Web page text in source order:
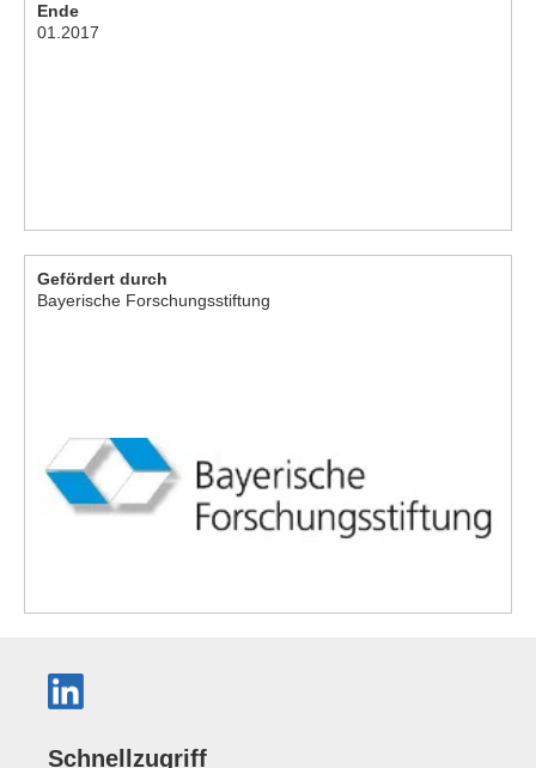
Ende
01.2017
Gefördert durch
Bayerische Forschungsstiftung
Schnellzugriff